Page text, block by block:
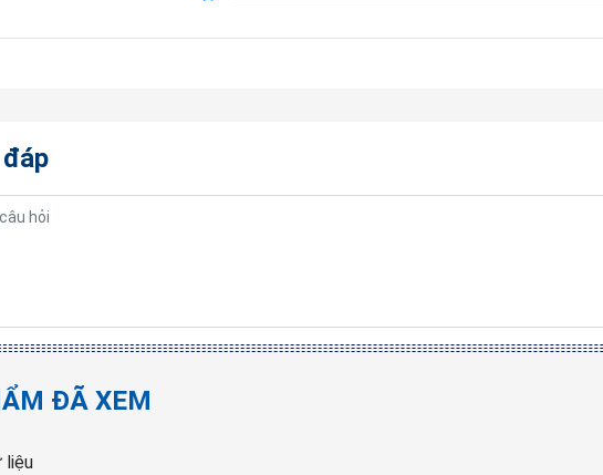
ĐÃ XEM
liệu